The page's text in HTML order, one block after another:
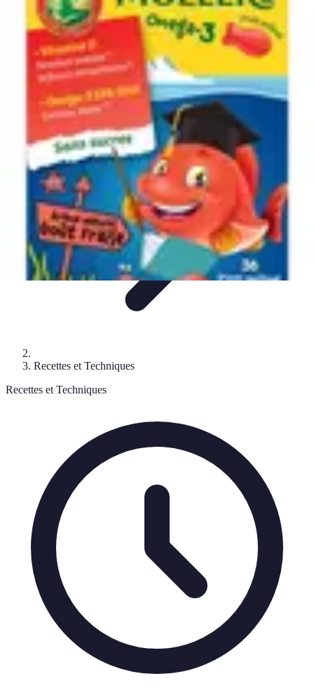
Recettes de Poissons
Recettes de PapilloteRecettes FacilesRecettesRecettes de
MarinadesRecettes de Poisson
Recettes de Poissons
Recettes et Techniques
Recettes et Techniques